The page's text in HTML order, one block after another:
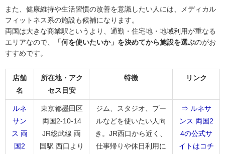
また、健康維持や生活習慣の改善を意識したい人には、メディカル
フィットネス系の施設も候補になります。
両国は大きな商業駅というより、通勤・住宅地・地域利用が重なる
エリアなので、
「何を使いたいか」を決めてから施設を選ぶのがお
すすめです。
店舗
名
所在地・アク
セス目安
特徴 リンク
ルネ
サン
ス 両
国2
東京都墨田区
両国2-10-14
JR総武線 両
国駅 西口より
ジム、スタジオ、プー
ルなどを使いたい人向
き。JR西口から近く、
仕事帰りや休日利用に
⇒ ルネサ
ンス 両国2
4の公式サ
イトはコチ